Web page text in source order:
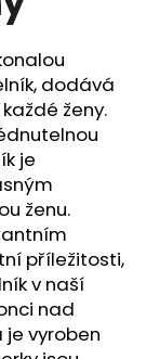
dodává
ženy.
je
ženu.
příležitosti,
v naší
nad
je vyroben